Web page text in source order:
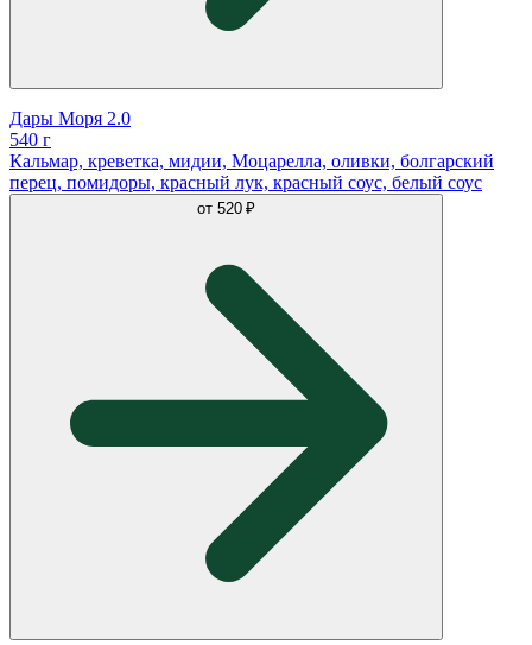
Дары Моря 2.0
540 г
Кальмар, креветка, мидии, Моцарелла, оливки, болгарский
перец, помидоры, красный лук, красный соус, белый соус
от 520 ₽